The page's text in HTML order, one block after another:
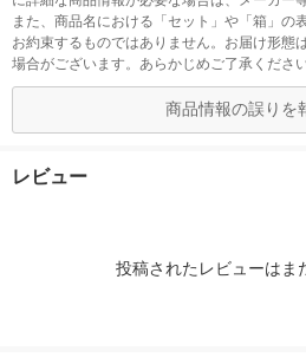
また、商品名における「セット」や「箱」の
お約束するものではありません。お届け形態
場合がございます。あらかじめご了承ください
商品情報の誤りを
レビュー
投稿されたレビューはま